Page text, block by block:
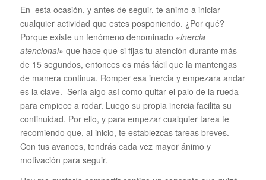
En esta ocasión, y antes de seguir, te animo a iniciar
cualquier actividad que estes posponiendo. ¿Por qué?
Porque existe un fenómeno denominado «inercia
atencional» que hace que si fijas tu atención durante más
de 15 segundos, entonces es más fácil que la mantengas
de manera continua. Romper esa inercia y empezara andar
es la clave. Sería algo así como quitar el palo de la rueda
para empiece a rodar. Luego su propia inercia facilita su
continuidad. Por ello, y para empezar cualquier tarea te
recomiendo que, al inicio, te establezcas tareas breves.
Con tus avances, tendrás cada vez mayor ánimo y
motivación para seguir.